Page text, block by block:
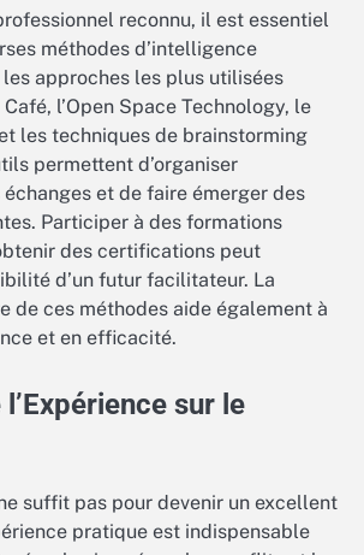
reconnu, il est essentiel
méthodes d’intelligence
approches les plus utilisées
l’Open Space Technology, le
les techniques de brainstorming
permettent d’organiser
et de faire émerger des
Participer à des formations
des certifications peut
d’un futur facilitateur. La
de ces méthodes aide également à
et en efficacité.
sur le
suffit pas pour devenir un excellent
pratique est indispensable